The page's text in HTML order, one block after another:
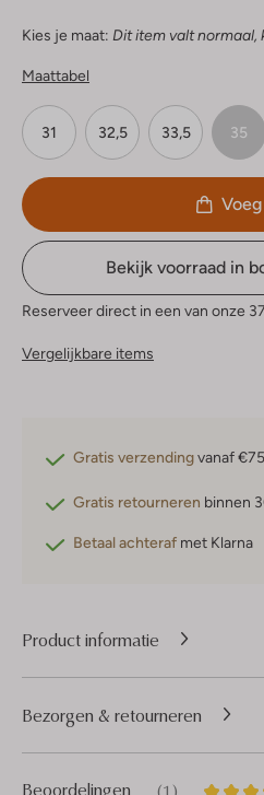
Kies je maat: Dit item valt normaal,
Maattabel
31 32,5 33,5 35
Bekijk voorraad in
Reserveer direct in een van onze
Vergelijkbare items
Gratis verzendingvanaf
Gratis retourneren binnen
Betaal achteraf met Klarna
Product informatie
Beoordelingen
Bezorgen & retourneren